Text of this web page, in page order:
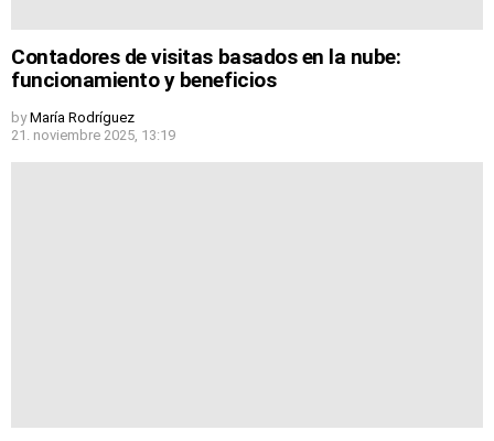
Contadores de visitas basados en la nube:
funcionamiento y beneficios
by María Rodríguez
21. noviembre 2025, 13:19